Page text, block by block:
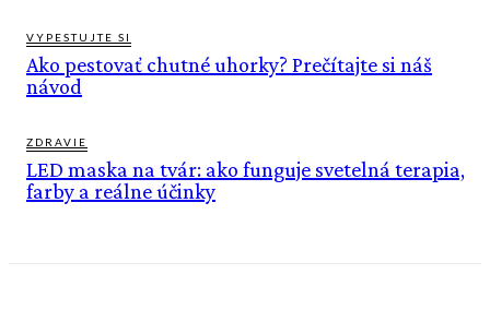
VYPESTUJTE SI
Ako pestovať chutné uhorky? Prečítajte si náš
návod
ZDRAVIE
LED maska na tvár: ako funguje svetelná terapia,
farby a reálne účinky